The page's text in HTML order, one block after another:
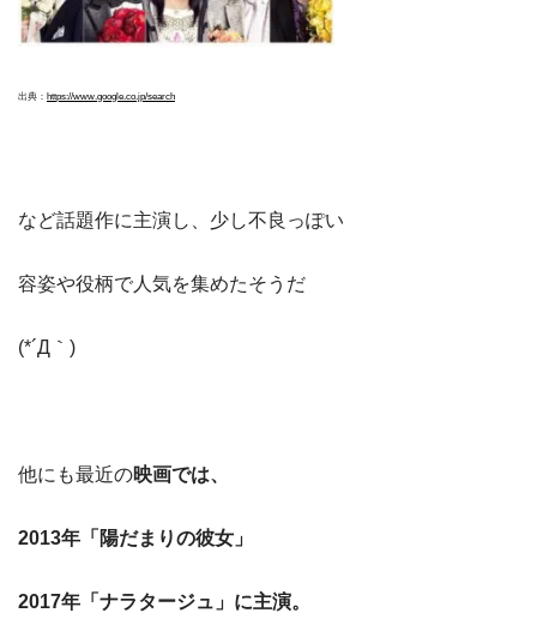
出典： https://www.google.co.jp/search
など話題作に主演し、少し不良っぽい
容姿や役柄で人気を集めたそうだ
(*´Д｀)
他にも最近の映画では、
2013年「陽だまりの彼女」
2017年「ナラタージュ」に主演。